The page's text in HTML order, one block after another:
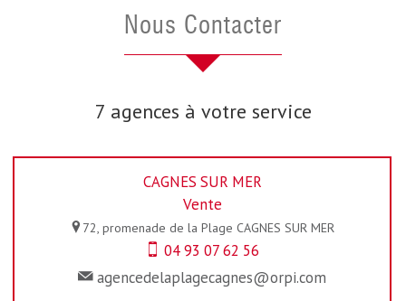
Nous Contacter
7 agences à votre service
CAGNES SUR MER
Vente
72, promenade de la Plage CAGNES SUR MER
04 93 07 62 56
agencedelaplagecagnes@orpi.com